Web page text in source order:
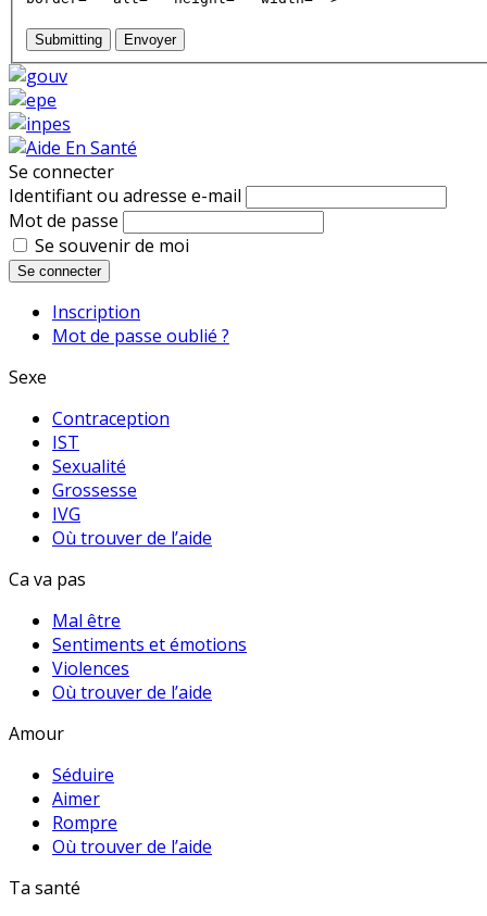
Submitting Envoyer
Se connecter
Identifiant ou adresse e-mail
Mot de passe
Se souvenir de moi
Se connecter
Inscription
Mot de passe oublié ?
Sexe
Contraception
IST
Sexualité
Grossesse
IVG
Où trouver de l’aide
Ca va pas
Mal être
Sentiments et émotions
Violences
Où trouver de l’aide
Amour
Séduire
Aimer
Rompre
Où trouver de l’aide
Ta santé